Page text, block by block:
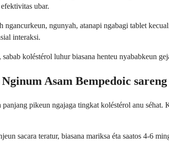
ubar.
ngancurkeun, ngunyah, atanapi ngabagi tablet
interaksi.
koléstérol luhur biasana henteu nyababkeun
Asam Bempedoic
pikeun ngajaga tingkat koléstérol anu
sacara teratur, biasana mariksa éta saatos 4-6